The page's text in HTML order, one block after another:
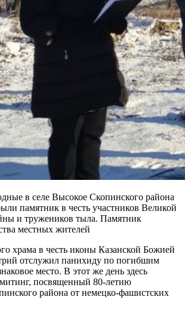
в селе Высокое Скопинского района
памятник в честь участников Великой
и тружеников тыла. Памятник
местных жителей
храма в честь иконы Казанской Божией
отслужил панихиду по погибшим
место. В этот же день здесь
посвященный 80-летию
района от немецко-фашистских